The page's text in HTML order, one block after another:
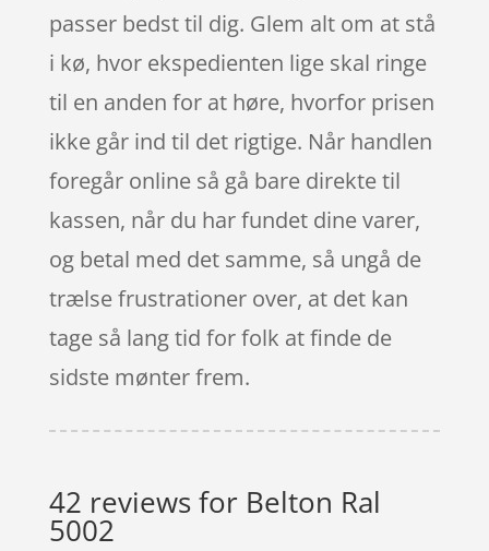
passer bedst til dig. Glem alt om at stå
i kø, hvor ekspedienten lige skal ringe
til en anden for at høre, hvorfor prisen
ikke går ind til det rigtige. Når handlen
foregår online så gå bare direkte til
kassen, når du har fundet dine varer,
og betal med det samme, så ungå de
trælse frustrationer over, at det kan
tage så lang tid for folk at finde de
sidste mønter frem.
42 reviews for Belton Ral
5002